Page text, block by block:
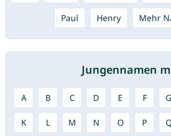
Paul Henry Mehr
Jungennamen
A B C D E F G
K L M N O P Q